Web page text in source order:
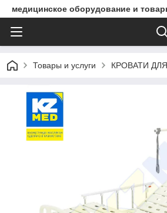
медицинское оборудование и
Товары и услуги КРОВАТИ